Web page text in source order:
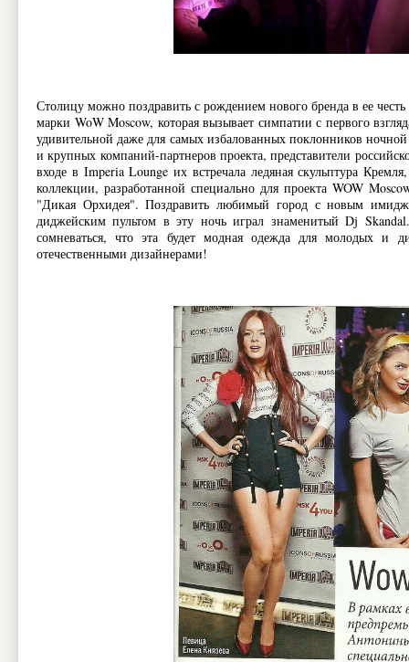
Столицу можно поздравить с рождением нового бренда в ее
марки WoW Moscow, которая вызывает симпатии с первого
удивительной даже для самых избалованных поклонников
и крупных компаний-партнеров проекта, представители
входе в Imperia Lounge их встречала ледяная скульптура
коллекции, разработанной специально для проекта WOW
"Дикая Орхидея". Поздравить любимый город с новым
диджейским пультом в эту ночь играл знаменитый Dj
сомневаться, что эта будет модная одежда для молодых и
отечественными дизайнерами!